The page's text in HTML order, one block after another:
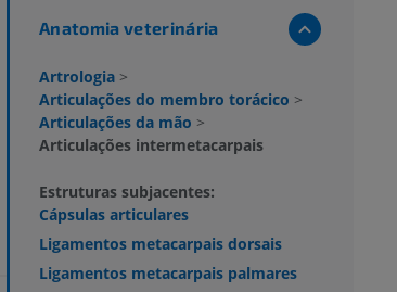
Anatomia veterinária
Artrologia >
Articulações do membro torácico >
Articulações da mão >
Articulações intermetacarpais
Estruturas subjacentes:
Cápsulas articulares
Ligamentos metacarpais dorsais
Ligamentos metacarpais palmares